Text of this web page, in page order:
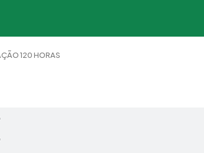
120 HORAS